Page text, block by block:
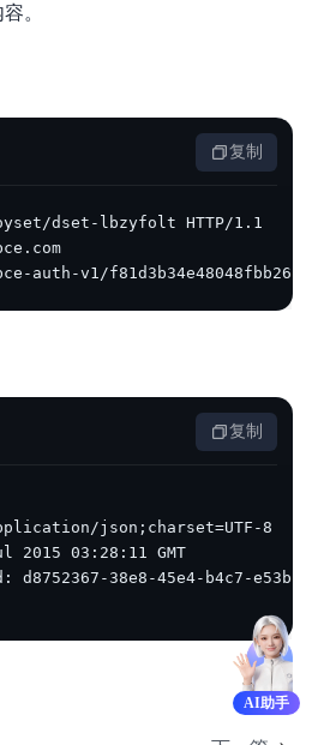
。
复制
auth-v1/
复制
AI助手